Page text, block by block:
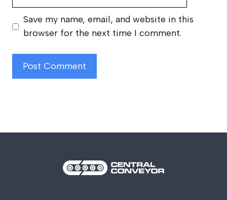
Save my name, email, and website in this
browser for the next time I comment.